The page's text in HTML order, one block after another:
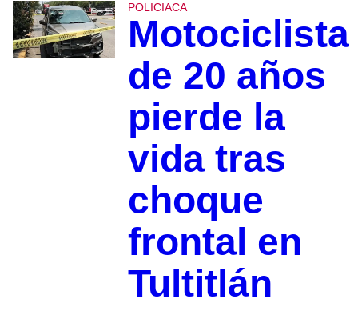
POLICIACA
Motociclista
de 20 años
pierde la
vida tras
choque
frontal en
Tultitlán